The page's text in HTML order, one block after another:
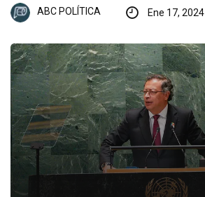
ABC POLÍTICA Ene 17, 2024